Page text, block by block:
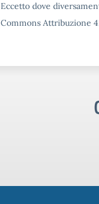
Eccetto dove
Commons Attribuzione